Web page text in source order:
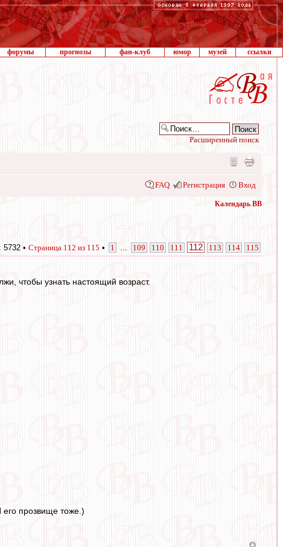
форумы прогнозы фан-клуб юмор музей ссылки
Расширенный поиск
FAQ Регистрация Вход
Календарь ВВ
• Страница 112 из 115 • 1 109 110 111 112 113 114 115
чтобы узнать настоящий возраст.
его прозвище тоже.)